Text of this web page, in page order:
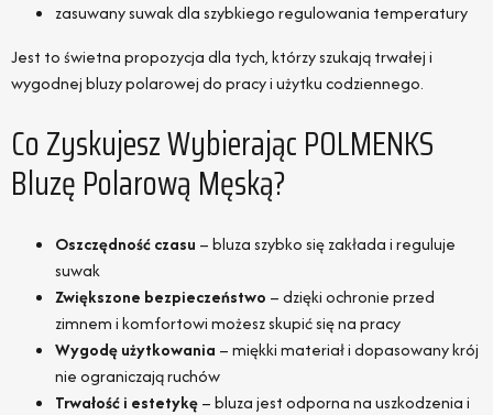
zasuwany suwak dla szybkiego regulowania temperatury
Jest to świetna propozycja dla tych, którzy szukają trwałej i
wygodnej bluzy polarowej do pracy i użytku codziennego.
Co Zyskujesz Wybierając POLMENKS
Bluzę Polarową Męską?
Oszczędność czasu – bluza szybko się zakłada i reguluje
suwak
Zwiększone bezpieczeństwo – dzięki ochronie przed
zimnem i komfortowi możesz skupić się na pracy
Wygodę użytkowania – miękki materiał i dopasowany krój
nie ograniczają ruchów
Trwałość i estetykę– bluza jest odporna na uszkodzenia i